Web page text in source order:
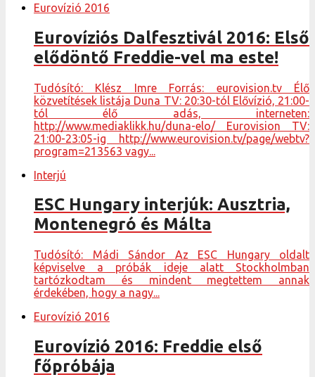
Eurovízió 2016
Eurovíziós Dalfesztivál 2016: Első
elődöntő Freddie-vel ma este!
Tudósító: Klész Imre Forrás: eurovision.tv Élő
közvetítések listája Duna TV: 20:30-tól Elővízió, 21:00-
tól élő adás, interneten:
http://www.mediaklikk.hu/duna-elo/ Eurovision TV:
21:00-23:05-ig http://www.eurovision.tv/page/webtv?
program=213563 vagy...
Interjú
ESC Hungary interjúk: Ausztria,
Montenegró és Málta
Tudósító: Mádi Sándor Az ESC Hungary oldalt
képviselve a próbák ideje alatt Stockholmban
tartózkodtam és mindent megtettem annak
érdekében, hogy a nagy...
Eurovízió 2016
Eurovízió 2016: Freddie első
főpróbája